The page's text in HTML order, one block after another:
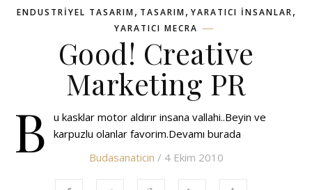
ENDUSTRIYEL TASARIM, TASARIM, YARATICI INSANLAR,
YARATICI MECRA
Good! Creative
Marketing PR
B
u kasklar motor aldırır insana vallahi..Beyin ve
karpuzlu olanlar favorim.Devamı burada
Budasanaticin / 4 Ekim 2010